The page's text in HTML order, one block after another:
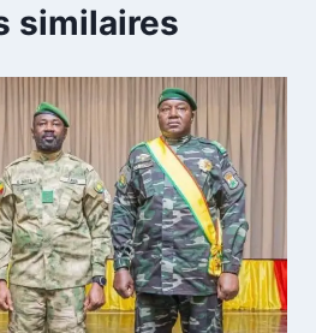
similaires